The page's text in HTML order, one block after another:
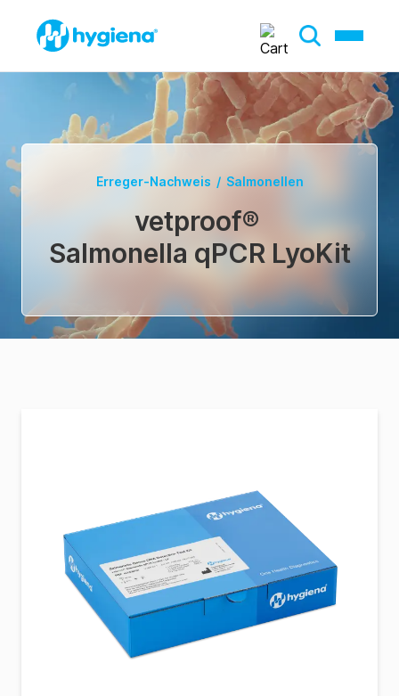
Erreger-Nachweis / Salmonellen
vetproof®
Salmonella qPCR LyoKit